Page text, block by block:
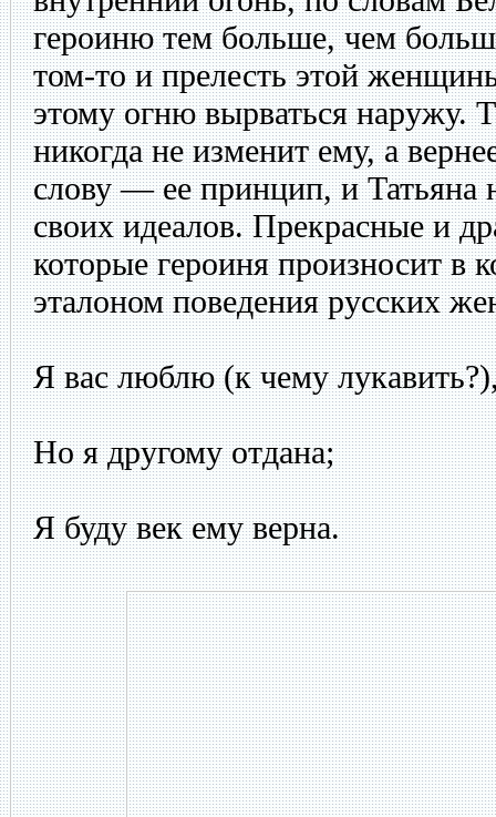
героиню тем больше, чем
том-то и прелесть этой
этому огню вырваться наружу.
никогда не изменит ему, а
слову — ее принцип, и Татьяна
своих идеалов. Прекрасные и
которые героиня произносит в
эталоном поведения русских
Я вас люблю (к чему
Но я другому отдана;
Я буду век ему верна.